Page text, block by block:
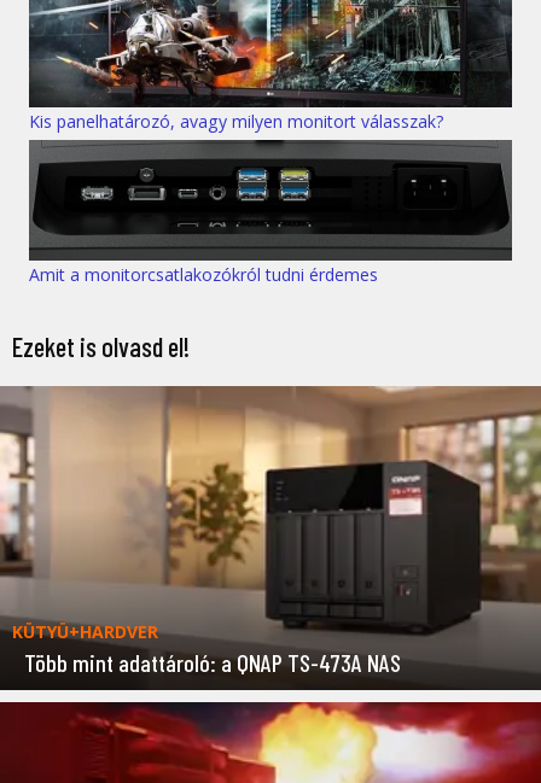
Kis panelhatározó, avagy milyen monitort válasszak?
Amit a monitorcsatlakozókról tudni érdemes
Ezeket is olvasd el!
KÜTYÜ+HARDVER
Több mint adattároló: a QNAP TS-473A NAS